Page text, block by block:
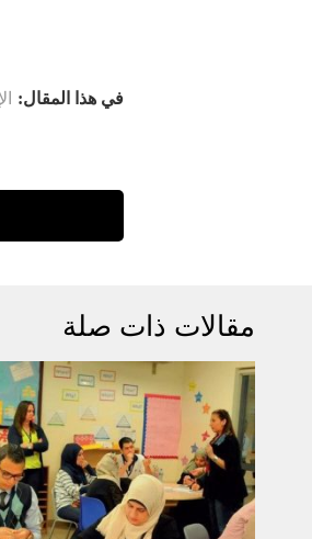
في هذا المقال:
مقالات ذات صلة